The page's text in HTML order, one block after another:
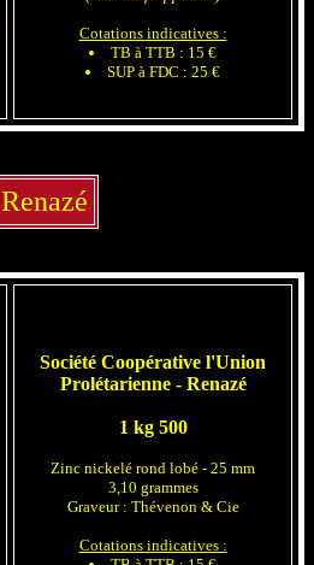
Cotations indicatives :
TB à TTB : 15 €
SUP à FDC : 25 €
Renazé
Société Coopérative l'Union
Prolétarienne - Renazé
1 kg 500
Zinc nickelé rond lobé - 25 mm
3,10 grammes
Graveur : Thévenon & Cie
Cotations indicatives :